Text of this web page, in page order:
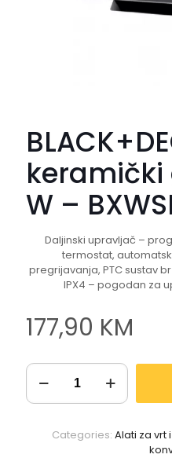
keramički
W –
Daljinski upravljač –
termostat,
pregrijavanja, PTC sustav
IPX4 – pogodan za
177,90 KM
Categories: Alati za vrt